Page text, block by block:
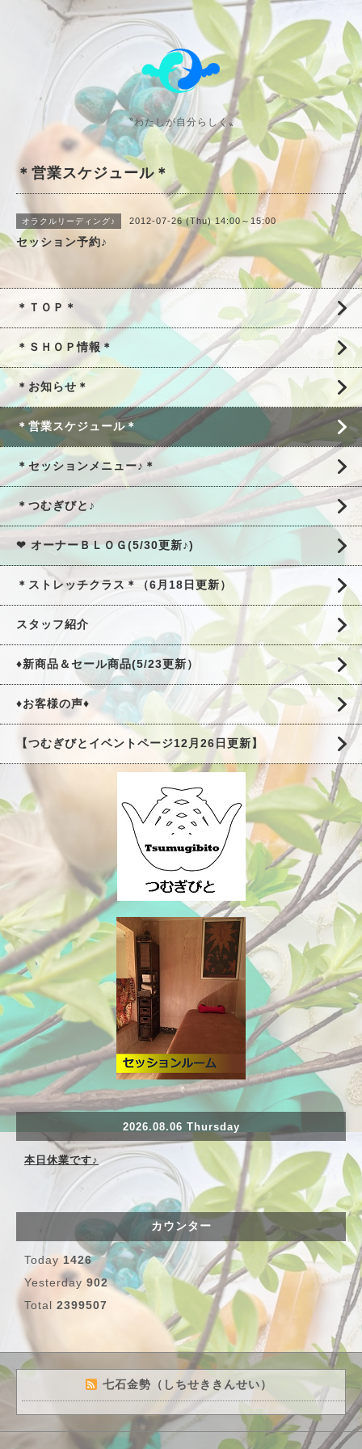
〝わたしが自分らしく〟
＊営業スケジュール＊
オラクルリーディング♪ 2012-07-26 (Thu) 14:00～15:00
セッション予約♪
＊ＴＯＰ＊
＊ＳＨＯＰ情報＊
＊お知らせ＊
＊営業スケジュール＊
＊セッションメニュー♪＊
＊つむぎびと♪
❤ オーナーＢＬＯＧ(5/30更新♪)
＊ストレッチクラス＊（6月18日更新）
スタッフ紹介
♦新商品＆セール商品(5/23更新）
♦お客様の声♦
【つむぎびとイベントページ12月26日更新】
2026.08.06 Thursday
本日休業です♪
カウンター
Today 1426
Yesterday 902
Total 2399507
七石金勢（しちせききんせい）